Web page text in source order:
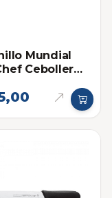
Mundial
Cebollero